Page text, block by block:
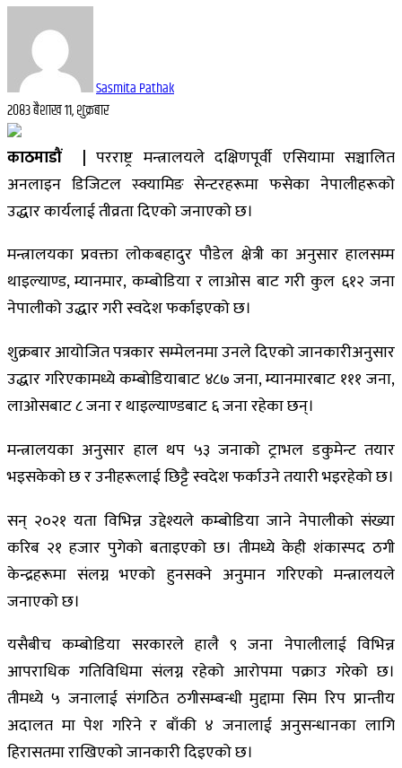
Sasmita Pathak
२०८३ बैशाख ११, शुक्रबार
काठमाडौं | परराष्ट्र मन्त्रालयले दक्षिणपूर्वी एसियामा सञ्चालित
अनलाइन डिजिटल स्क्यामिङ सेन्टरहरूमा फसेका नेपालीहरूको
उद्धार कार्यलाई तीव्रता दिएको जनाएको छ।
मन्त्रालयका प्रवक्तालोकबहादुर पौडेल क्षेत्रीका अनुसार हालसम्म
थाइल्याण्ड,म्यानमार, कम्बोडियारलाओस बाट गरी कुल ६१२ जना
नेपालीको उद्धार गरी स्वदेश फर्काइएको छ।
शुक्रबार आयोजित पत्रकार सम्मेलनमा उनले दिएको जानकारीअनुसार
उद्धार गरिएकामध्ये कम्बोडियाबाट ४८७ जना, म्यानमारबाट १११ जना,
लाओसबाट ८ जना र थाइल्याण्डबाट ६ जना रहेका छन्।
मन्त्रालयका अनुसार हाल थप ५३ जनाको ट्राभल डकुमेन्ट तयार
भइसकेको छ र उनीहरूलाई छिट्टै स्वदेश फर्काउने तयारी भइरहेको छ।
सन् २०२१ यता विभिन्न उद्देश्यले कम्बोडिया जाने नेपालीको संख्या
करिब २१ हजार पुगेको बताइएको छ। तीमध्ये केही शंकास्पद ठगी
केन्द्रहरूमा संलग्न भएको हुनसक्ने अनुमान गरिएको मन्त्रालयले
जनाएको छ।
यसैबीच कम्बोडिया सरकारले हालै ९ जना नेपालीलाई विभिन्न
आपराधिक गतिविधिमा संलग्न रहेको आरोपमा पक्राउ गरेको छ।
तीमध्ये ५ जनालाई संगठित ठगीसम्बन्धी मुद्दामासिम रिप प्रान्तीय
अदालत मा पेश गरिने र बाँकी ४ जनालाई अनुसन्धानका लागि
हिरासतमा राखिएको जानकारी दिइएको छ।